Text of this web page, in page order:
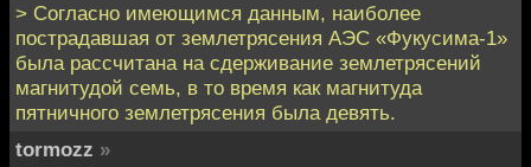
> Согласно имеющимся данным, наиболее
пострадавшая от землетрясения АЭС «Фукусима-1»
была рассчитана на сдерживание землетрясений
магнитудой семь, в то время как магнитуда
пятничного землетрясения была девять.
tormozz »